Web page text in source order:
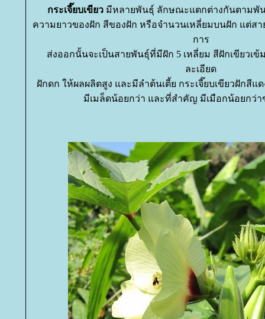
กระเจี๊ยบเขียว มีหลายพันธุ์ ลักษณะแตกต่างกันตามพั
ความยาวของฝัก สีของฝัก หรือจำนวนเหลี่ยมบนฝัก แต่ส
การ
ส่งออกนั้นจะเป็นสายพันธุ์ที่มีฝัก 5 เหลี่ยม สีฝักเขียวเข้
ละเอียด
ฝักดก ให้ผลผลิตสูง และมีลำต้นเตี้ย กระเจี๊ยบเขียวฝักสีแ
มีเมล็ดน้อยกว่า และที่สำคัญ มีเมือกน้อยกว่า